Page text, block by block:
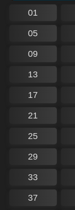
01
05
09
13
17
21
25
29
33
37